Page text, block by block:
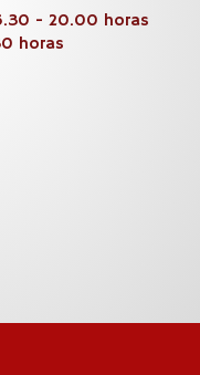
- 20.00 horas
horas